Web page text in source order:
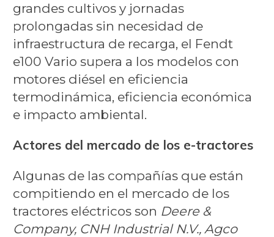
grandes cultivos y jornadas
prolongadas sin necesidad de
infraestructura de recarga, el Fendt
e100 Vario supera a los modelos con
motores diésel en eficiencia
termodinámica, eficiencia económica
e impacto ambiental.
Actores del mercado de los e-tractores
Algunas de las compañías que están
compitiendo en el mercado de los
tractores eléctricos son Deere &
Company, CNH Industrial N.V., Agco